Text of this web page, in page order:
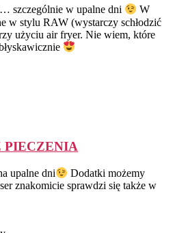
szczególnie w upalne dni
W
w stylu RAW (wystarczy schłodzić
użyciu air fryer. Nie wiem, które
PIECZENIA
upalne dni
Dodatki możemy
znakomicie sprawdzi się także w